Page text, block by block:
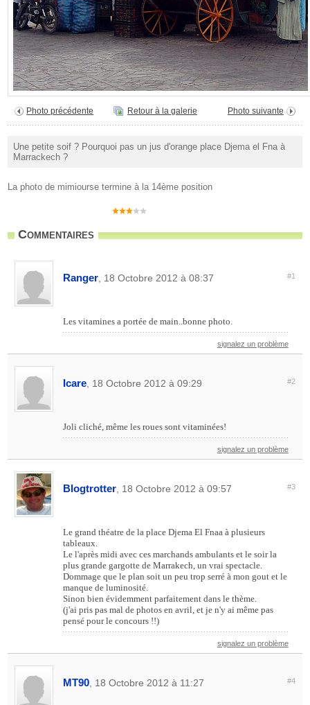
Photo précédente Retour à la galerie Photo suivante
Une petite soif ? Pourquoi pas un jus d'orange place Djema el Fna à
Marrackech ?
La photo de mimiourse termine à la 14ème position
Commentaires
Ranger , 18 Octobre 2012 à 08:37 #1
Les vitamines a portée de main..bonne photo.
signalez un problème
Icare , 18 Octobre 2012 à 09:29 #2
Joli cliché, même les roues sont vitaminées!
signalez un problème
Blogtrotter , 18 Octobre 2012 à 09:57 #3
Le grand théatre de la place Djema El Fnaa à plusieurs
tableaux.
Le l'après midi avec ces marchands ambulants et le soir la
plus grande gargotte de Marrakech, un vrai spectacle.
Dommage que le plan soit un peu trop serré à mon gout et le
manque de luminosité.
Sinon bien évidemment parfaitement dans le thème.
(j'ai pris pas mal de photos en avril, et je n'y ai même pas
pensé pour le concours !!)
signalez un problème
MT90 , 18 Octobre 2012 à 11:27 #4